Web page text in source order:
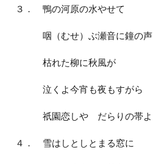
３． 鴨の河原の水やせて
咽（むせ）ぶ瀬音に鐘の声
枯れた柳に秋風が
泣くよ今宵も夜もすがら
祇園恋しや だらりの帯よ
４． 雪はしとしとまる窓に